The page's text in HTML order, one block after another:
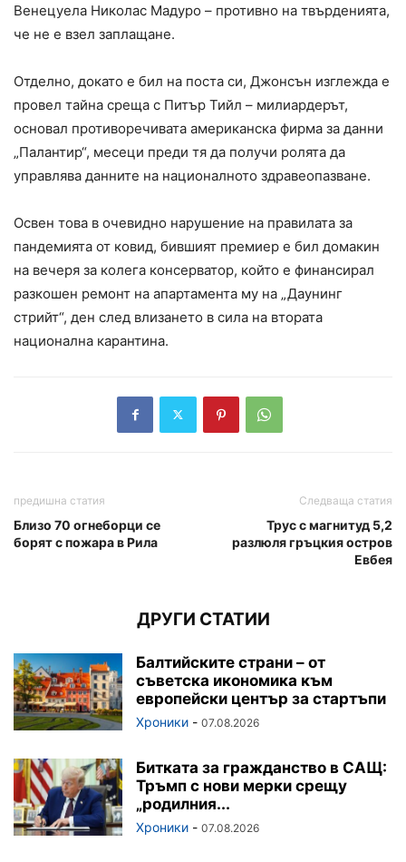
Венецуела Николас Мадуро – противно на твърденията,
че не е взел заплащане.
Отделно, докато е бил на поста си, Джонсън изглежда е
провел тайна среща с Питър Тийл – милиардерът,
основал противоречивата американска фирма за данни
„Палантир“, месеци преди тя да получи ролята да
управлява данните на националното здравеопазване.
Освен това в очевидно нарушение на правилата за
пандемията от ковид, бившият премиер е бил домакин
на вечеря за колега консерватор, който е финансирал
разкошен ремонт на апартамента му на „Даунинг
стрийт“, ден след влизането в сила на втората
национална карантина.
предишна статия
Близо 70 огнеборци се
борят с пожара в Рила
Следваща статия
Трус с магнитуд 5,2
разлюля гръцкия остров
Евбея
ДРУГИ СТАТИИ
Балтийските страни – от
съветска икономика към
европейски център за стартъпи
Хроники - 07.08.2026
Битката за гражданство в САЩ:
Тръмп с нови мерки срещу
„родилния...
Хроники - 07.08.2026